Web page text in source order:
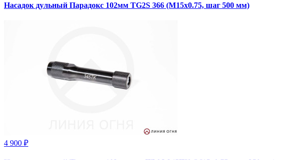
Насадок дульный Парадокс 102мм TG2S 366 (М15х0.75, шаг 500 мм)
4 900 ₽